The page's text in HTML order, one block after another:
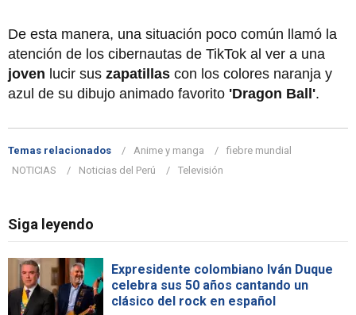
De esta manera, una situación poco común llamó la
atención de los cibernautas de TikTok al ver a una
joven lucir sus zapatillas con los colores naranja y
azul de su dibujo animado favorito 'Dragon Ball'.
Temas relacionados Anime y manga
fiebre mundial
NOTICIAS
Noticias del Perú Televisión
Siga leyendo
Expresidente colombiano Iván Duque
celebra sus 50 años cantando un
clásico del rock en español